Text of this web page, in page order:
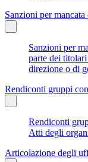
Sanzioni per
Sanzioni per
parte dei
direzione o di
Rendiconti gruppi
Rendiconti
Atti degli
Articolazione degli